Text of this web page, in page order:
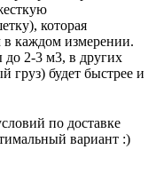
которая
в каждом измерении.
2-3 м3, в других
груз) будет быстрее и
по доставке
вариант :)